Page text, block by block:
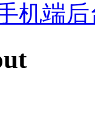
机端后